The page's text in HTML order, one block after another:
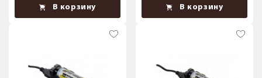
В корзину В корзину